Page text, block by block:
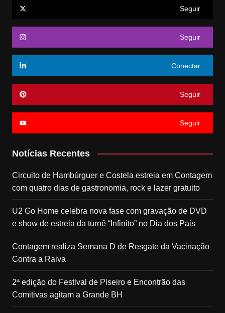
Seguir
Seguir
Conectar
Seguir
Seguir
Notícias Recentes
Circuito de Hambúrguer e Costela estreia em Contagem
com quatro dias de gastronomia, rock e lazer gratuito
U2 Go Home celebra nova fase com gravação de DVD
e show de estreia da turnê “Infinito” no Dia dos Pais
Contagem realiza Semana D de Resgate da Vacinação
Contra a Raiva
2ª edição do Festival de Piseiro e Encontrão das
Comitivas agitam a Grande BH